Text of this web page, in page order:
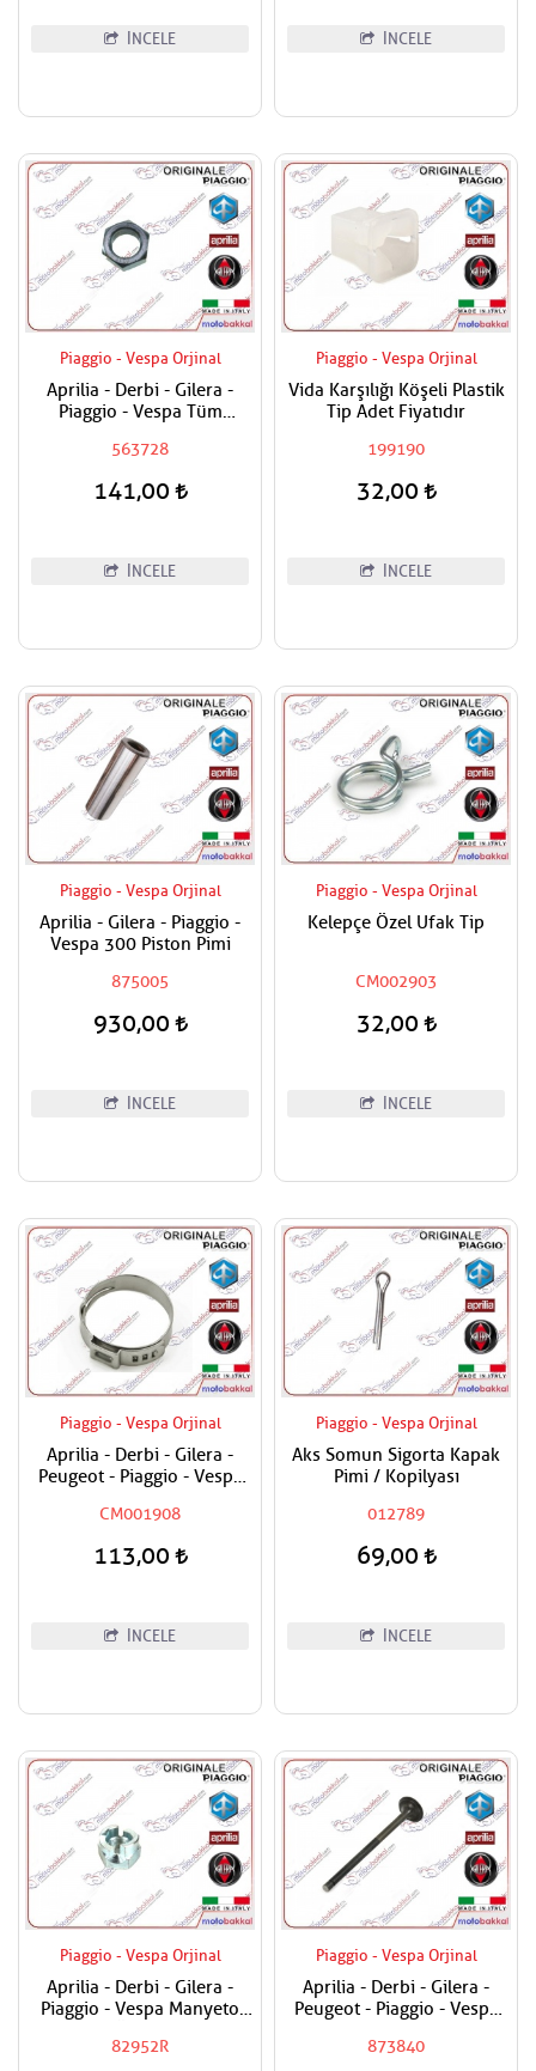
İNCELE İNCELE
Piaggio - Vespa Orjinal
Aprilia - Derbi - Gilera -
Piaggio - Vespa Tüm
Tekerlek Somunu
563728
141,00
İNCELE
Piaggio - Vespa Orjinal
Vida Karşılığı Köşeli Plastik
Tip Adet Fiyatıdır
199190
32,00
İNCELE
Piaggio - Vespa Orjinal
Aprilia - Gilera - Piaggio -
Vespa 300 Piston Pimi
875005
930,00
İNCELE
Piaggio - Vespa Orjinal
Kelepçe Özel Ufak Tip
CM002903
32,00
İNCELE
Piaggio - Vespa Orjinal
Aprilia - Derbi - Gilera -
Peugeot - Piaggio - Vespa
Kelepçesi
CM001908
113,00
İNCELE
Piaggio - Vespa Orjinal
Aks Somun Sigorta Kapak
Pimi / Kopilyası
012789
69,00
İNCELE
Piaggio - Vespa Orjinal
Aprilia - Derbi - Gilera -
Piaggio - Vespa Manyeto
82952R
Piaggio - Vespa Orjinal
Aprilia - Derbi - Gilera -
Peugeot - Piaggio - Vespa
Adet Fiyat
873840